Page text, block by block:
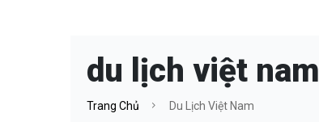
du lịch việt nam
Trang Chủ Du Lịch Việt Nam